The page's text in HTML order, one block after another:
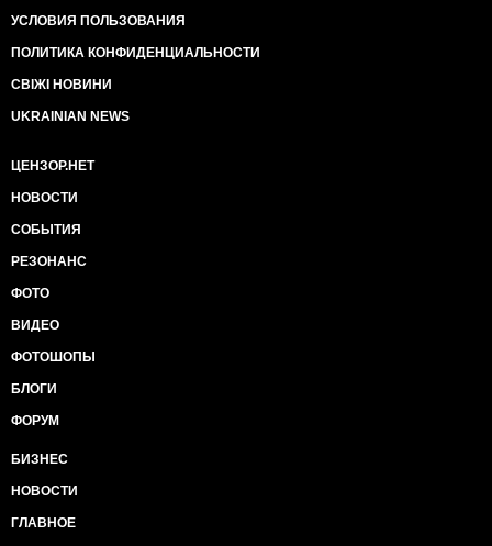
УСЛОВИЯ ПОЛЬЗОВАНИЯ
ПОЛИТИКА КОНФИДЕНЦИАЛЬНОСТИ
СВІЖІ НОВИНИ
UKRAINIAN NEWS
ЦЕНЗОР.НЕТ
НОВОСТИ
СОБЫТИЯ
РЕЗОНАНС
ФОТО
ВИДЕО
ФОТОШОПЫ
БЛОГИ
ФОРУМ
БИЗНЕС
НОВОСТИ
ГЛАВНОЕ